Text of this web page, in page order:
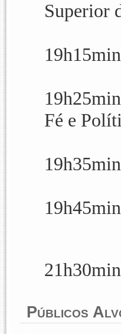
Superior
Fé e
Públicos